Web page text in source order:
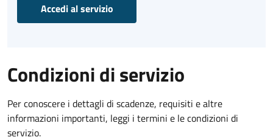
Accedi al servizio
Condizioni di servizio
Per conoscere i dettagli di scadenze, requisiti e altre
informazioni importanti, leggi i termini e le condizioni di
servizio.